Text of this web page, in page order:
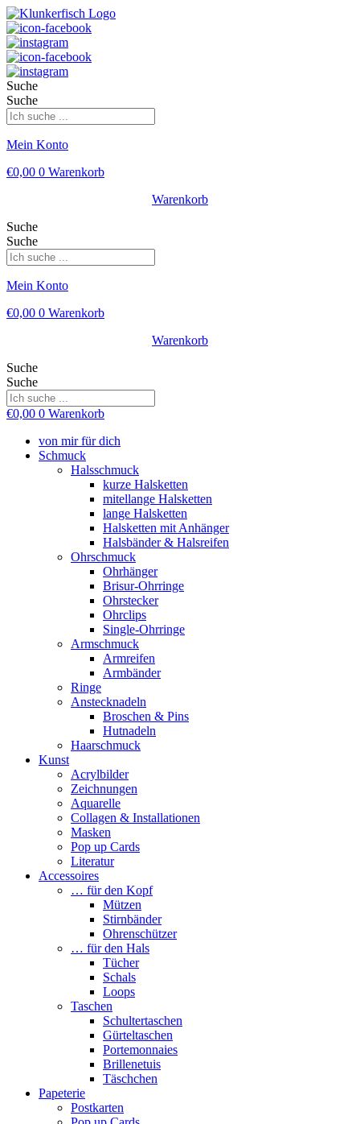
Suche
Suche
Mein Konto
€0,00 0 Warenkorb
Warenkorb
Suche
Suche
Mein Konto
€0,00 0 Warenkorb
Warenkorb
Suche
Suche
€0,00 0 Warenkorb
von mir für dich
Schmuck
Halsschmuck
kurze Halsketten
mitellange Halsketten
lange Halsketten
Halsketten mit Anhänger
Halsbänder & Halsreifen
Ohrschmuck
Ohrhänger
Brisur-Ohrringe
Ohrstecker
Ohrclips
Single-Ohrringe
Armschmuck
Armreifen
Armbänder
Ringe
Anstecknadeln
Broschen & Pins
Hutnadeln
Haarschmuck
Kunst
Acrylbilder
Zeichnungen
Aquarelle
Collagen & Installationen
Masken
Pop up Cards
Literatur
Accessoires
… für den Kopf
Mützen
Stirnbänder
Ohrenschützer
… für den Hals
Tücher
Schals
Loops
Taschen
Schultertaschen
Gürteltaschen
Portemonnaies
Brillenetuis
Täschchen
Papeterie
Postkarten